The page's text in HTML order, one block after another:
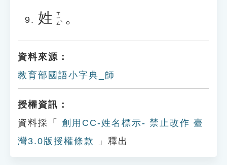
姓 ㄒㄧㄥˋ 。
資料來源：
教育部國語小字典_師
授權資訊：
資料採「
創用CC-姓名標示- 禁止改作 臺
灣3.0版授權條款
」釋出